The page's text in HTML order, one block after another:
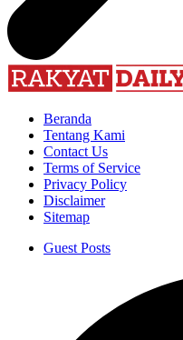
Beranda
Tentang Kami
Contact Us
Terms of Service
Privacy Policy
Disclaimer
Sitemap
Guest Posts